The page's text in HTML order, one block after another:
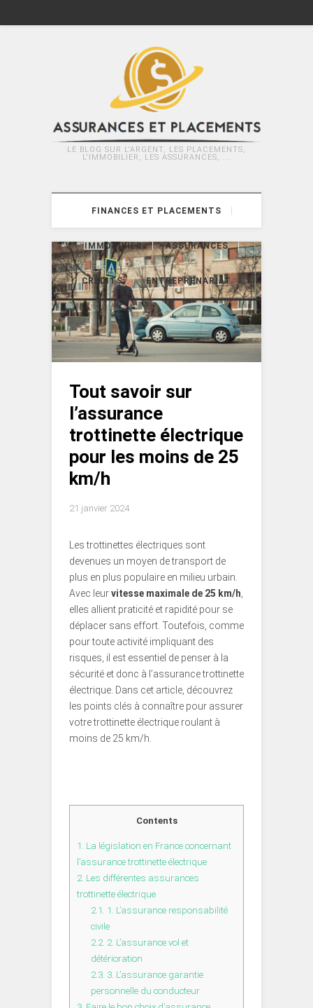
LE BLOG SUR L'ARGENT, LES PLACEMENTS,
L'IMMOBILIER, LES ASSURANCES, ...
FINANCES ET PLACEMENTS
IMMOBILIER ASSURANCES
CRÉDITS ENTREPRENARIAT
Tout savoir sur
l’assurance
trottinette électrique
pour les moins de 25
km/h
21 janvier 2024
Les trottinettes électriques sont
devenues un moyen de transport de
plus en plus populaire en milieu urbain.
Avec leurvitesse maximale de 25 km/h
elles allient praticité et rapidité pour se
déplacer sans effort. Toutefois, comme
pour toute activité impliquant des
risques, il est essentiel de penser à la
sécurité et donc à l’assurance trottinette
électrique. Dans cet article, découvrez
les points clés à connaître pour assurer
votre trottinette électrique roulant à
moins de 25 km/h.
Contents
1. La législation en France concernant
l’assurance trottinette électrique
2. Les différentes assurances
trottinette électrique
2.1. 1. L’assurance responsabilité
civile
2.2. 2. L’assurance vol et
détérioration
2.3. 3. L’assurance garantie
personnelle du conducteur